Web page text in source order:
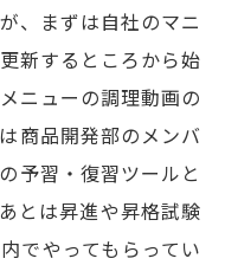
、まずは自社のマニ
新するところから始
ニューの調理動画の
商品開発部のメンバ
予習・復習ツールと
とは昇進や昇格試験
でやってもらってい